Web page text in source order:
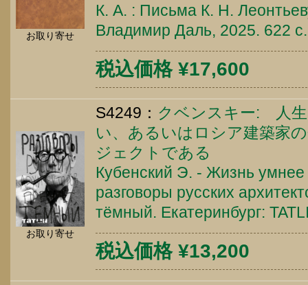
お取り寄せ
К. А. : Письма К. Н.
Владимир Даль, 2025. 622
税込価格 ¥17,600
お取り寄せ
S4249： クベンスキー: 人
い、あるいはロシア建築家
ジェクトである
Кубенский Э. - Жизнь умнее
разговоры русских
тёмный. Екатеринбург:
税込価格 ¥13,200